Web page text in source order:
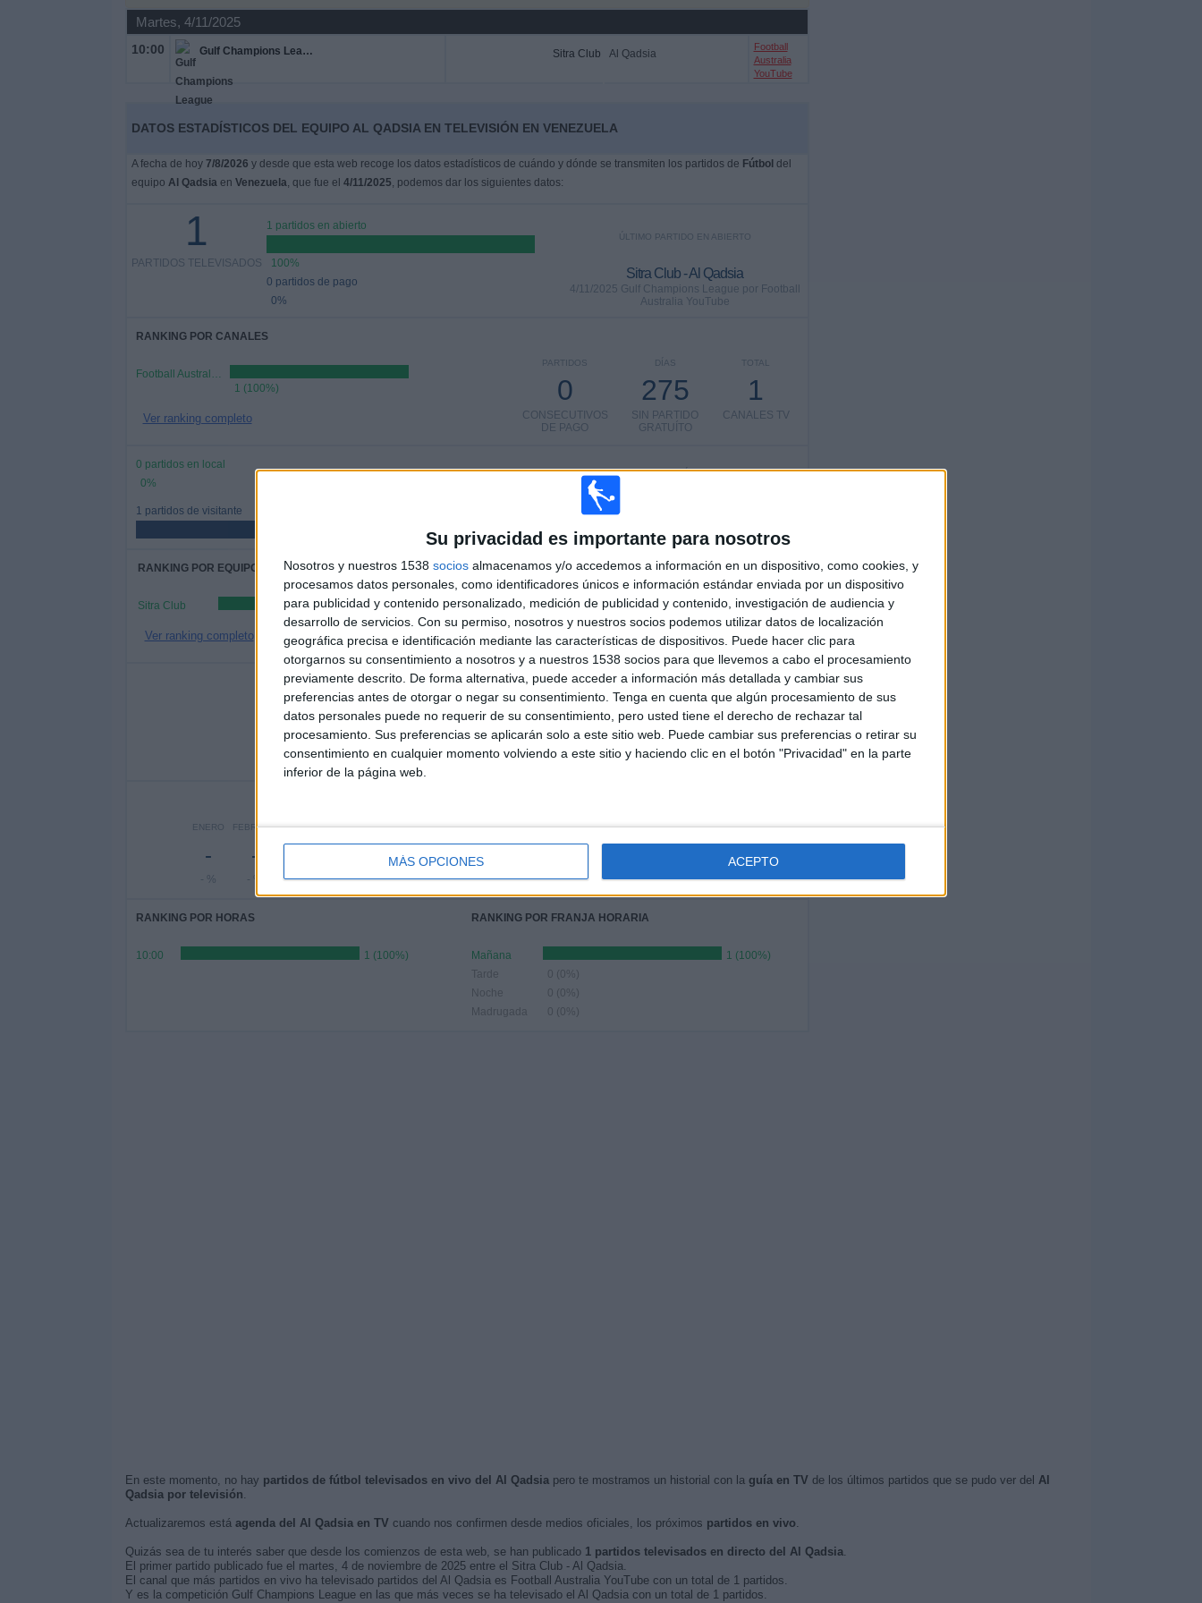
Su privacidad es importante para nosotros
Nosotros y nuestros 1538 socios almacenamos y/o accedemos a información en un dispositivo, como cookies, y
procesamos datos personales, como identificadores únicos e información estándar enviada por un dispositivo
para publicidad y contenido personalizado, medición de publicidad y contenido, investigación de audiencia y
desarrollo de servicios. Con su permiso, nosotros y nuestros socios podemos utilizar datos de localización
geográfica precisa e identificación mediante las características de dispositivos. Puede hacer clic para
otorgarnos su consentimiento a nosotros y a nuestros 1538 socios para que llevemos a cabo el procesamiento
previamente descrito. De forma alternativa, puede acceder a información más detallada y cambiar sus
preferencias antes de otorgar o negar su consentimiento. Tenga en cuenta que algún procesamiento de sus
datos personales puede no requerir de su consentimiento, pero usted tiene el derecho de rechazar tal
procesamiento. Sus preferencias se aplicarán solo a este sitio web. Puede cambiar sus preferencias o retirar su
consentimiento en cualquier momento volviendo a este sitio y haciendo clic en el botón "Privacidad" en la parte
inferior de la página web.
MÁS OPCIONES ACEPTO
Martes, 4/11/2025
10:00 Gulf Champions League Sitra Club Al Qadsia
Football
Australia
YouTube
DATOS ESTADÍSTICOS DEL EQUIPO AL QADSIA EN TELEVISIÓN EN VENEZUELA
A fecha de hoy 7/8/2026 y desde que esta web recoge los datos estadísticos de cuándo y dónde se transmiten los partidos de Fútbol del
equipo Al Qadsiaen Venezuela, que fue el 4/11/2025, podemos dar los siguientes datos:
1
PARTIDOS TELEVISADOS
1 partidos en abierto
100%
0 partidos de pago
0%
ÚLTIMO PARTIDO EN ABIERTO
Sitra Club - Al Qadsia
4/11/2025 Gulf Champions League por Football
Australia YouTube
RANKING POR CANALES
Football Australia YouTube
1 (100%)
Ver ranking completo
TOTAL
1
CANALES TV
DÍAS
275
SIN PARTIDO
GRATUÍTO
PARTIDOS
0
CONSECUTIVOS
DE PAGO
0 partidos en local
0%
1 partidos de visitante
100%
TOTAL
MÁXIMO
TOTAL
1
RANKING POR EQUIPOS
Sitra Club 1 (100%)
Ver ranking completo
RANKING POR COMPETICIONES
Gulf Champions League 1 (100%)
Ver ranking completo
Nº DE PARTIDOS POR DÍA DE LA SEMANA
1
100%
-
- %
-
- %
-
- %
-
- %
-
- %
ENERO
-
- %
FEBRERO
-
- %
MARZO
- %
ABRIL
- %
MAYO
- %
JUNIO
-
- %
JULIO
-
- %
AGOSTO
-
- %
SEPTIEMBRE
- %
OCTUBRE
- %
NOVIEMBRE
100%
DICIEMBRE
- %
RANKING POR HORAS
10:00 1 (100%)
RANKING POR FRANJA HORARIA
Mañana
1 (100%)
Tarde
0 (0%)
Noche
0 (0%)
Madrugada
0 (0%)
En este momento, no hay partidos de fútbol televisados en vivo del Al Qadsiapero te mostramos un historial con la guía en TV de los últimos partidos que se pudo ver del Al
Qadsia por televisión.
Actualizaremos está agenda del Al Qadsia en TV cuando nos confirmen desde medios oficiales, los próximos partidos en vivo.
Quizás sea de tu interés saber que desde los comienzos de esta web, se han publicado 1 partidos televisados en directo del Al Qadsia.
El primer partido publicado fue el martes, 4 de noviembre de 2025 entre el Sitra Club - Al Qadsia.
El canal que más partidos en vivo ha televisado partidos del Al Qadsia es Football Australia YouTube con un total de 1 partidos.
Y es la competición Gulf Champions League en las que más veces se ha televisado el Al Qadsia con un total de 1 partidos.